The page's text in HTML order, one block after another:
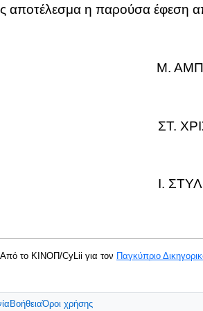
αποτέλεσμα η παρούσα έφεση
Μ.
το ΚΙΝOΠ/CyLii για τον Παγκύπριο
ΒοήθειαΌροι χρήσης